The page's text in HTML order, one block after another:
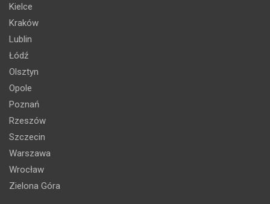
Kielce
Kraków
Lublin
Łódź
Olsztyn
Opole
Poznań
Rzeszów
Szczecin
Warszawa
Wrocław
Zielona Góra